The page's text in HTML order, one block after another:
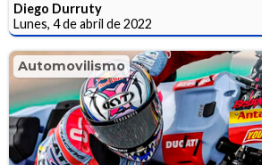
Diego Durruty
Lunes, 4 de abril de 2022
Automovilismo